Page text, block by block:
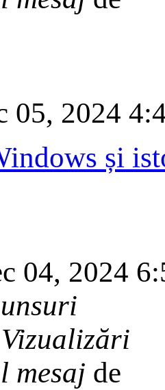
05, 2024
și
04, 2024
Vizualizări
mesaj de